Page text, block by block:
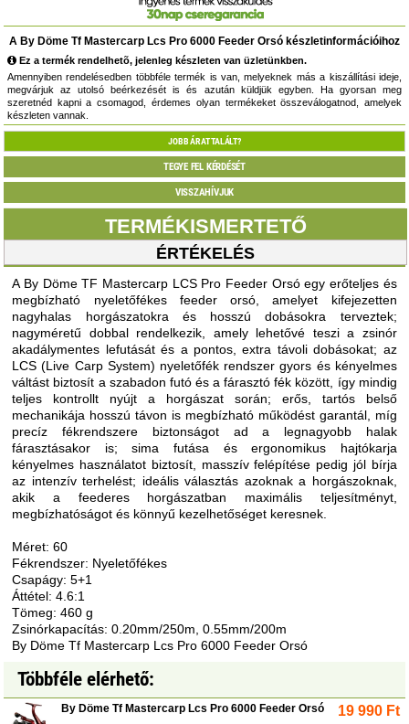
A By Döme Tf Mastercarp Lcs Pro 6000 Feeder Orsó készletinformációihoz
Ez a termék rendelhetõ, jelenleg készleten van üzletünkben.
Amennyiben rendelésedben többféle termék is van, melyeknek más a kiszállítási ideje,
megvárjuk az utolsó beérkezését is és azután küldjük egyben. Ha gyorsan meg
szeretnéd kapni a csomagod, érdemes olyan termékeket összeválogatnod, amelyek
készleten vannak.
JOBB ÁRAT TALÁLT?
TEGYE FEL KÉRDÉSÉT
VISSZAHÍVJUK
TERMÉKISMERTETŐ
ÉRTÉKELÉS
A By Döme TF Mastercarp LCS Pro Feeder Orsó egy erőteljes és
megbízható nyeletőfékes feeder orsó, amelyet kifejezetten
nagyhalas horgászatokra és hosszú dobásokra terveztek;
nagyméretű dobbal rendelkezik, amely lehetővé teszi a zsinór
akadálymentes lefutását és a pontos, extra távoli dobásokat; az
LCS (Live Carp System) nyeletőfék rendszer gyors és kényelmes
váltást biztosít a szabadon futó és a fárasztó fék között, így mindig
teljes kontrollt nyújt a horgászat során; erős, tartós belső
mechanikája hosszú távon is megbízható működést garantál, míg
precíz fékrendszere biztonságot ad a legnagyobb halak
fárasztásakor is; sima futása és ergonomikus hajtókarja
kényelmes használatot biztosít, masszív felépítése pedig jól bírja
az intenzív terhelést; ideális választás azoknak a horgászoknak,
akik a feederes horgászatban maximális teljesítményt,
megbízhatóságot és könnyű kezelhetőséget keresnek.
Méret: 60
Fékrendszer: Nyeletőfékes
Csapágy: 5+1
Áttétel: 4.6:1
Tömeg: 460 g
Zsinórkapacítás: 0.20mm/250m, 0.55mm/200m
By Döme Tf Mastercarp Lcs Pro 6000 Feeder Orsó
Többféle elérhető:
By Döme Tf Mastercarp Lcs Pro 6000 Feeder Orsó 19 990 Ft